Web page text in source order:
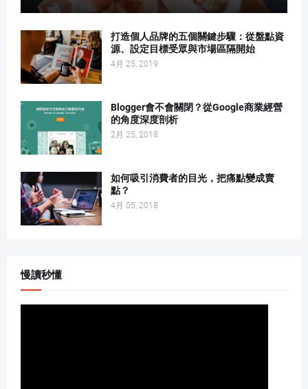
打造個人品牌的五個關鍵步驟：從盤點資
源、設定目標受眾與市場區隔開始
4月 25, 2019
Blogger會不會關閉？從Google商業經營
的角度深度剖析
2月 25, 2018
如何吸引消費者的目光，把痛點變成賣
點？
4月 05, 2018
慢讀秒懂